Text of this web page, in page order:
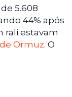
5.608
44% após
rali estavam
Ormuz. O